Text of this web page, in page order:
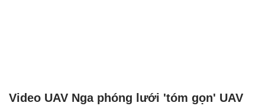
Video UAV Nga phóng lưới 'tóm gọn' UAV